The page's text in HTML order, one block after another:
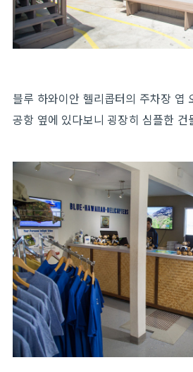
블루 하와이안 헬리콥터의 주차장 엽
공항 옆에 있다보니 굉장히 심플한 건